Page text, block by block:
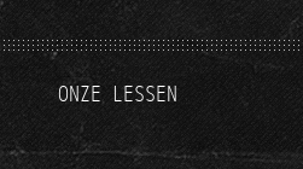
ONZE LESSEN